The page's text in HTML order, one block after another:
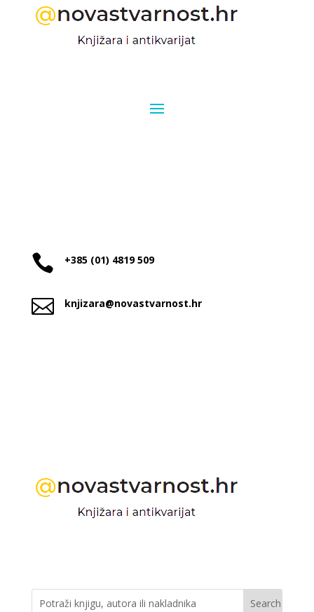
 +385 (01) 4819 509
 knjizara@novastvarnost.hr